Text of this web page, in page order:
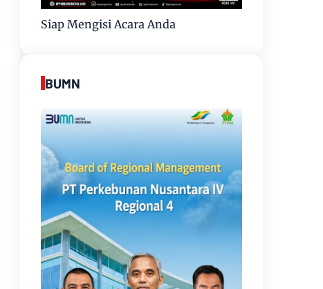
Siap Mengisi Acara Anda
BUMN